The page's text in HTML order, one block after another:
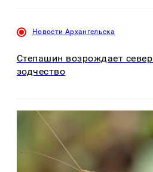
Новости Архангельска
Степашин возрождает
зодчество